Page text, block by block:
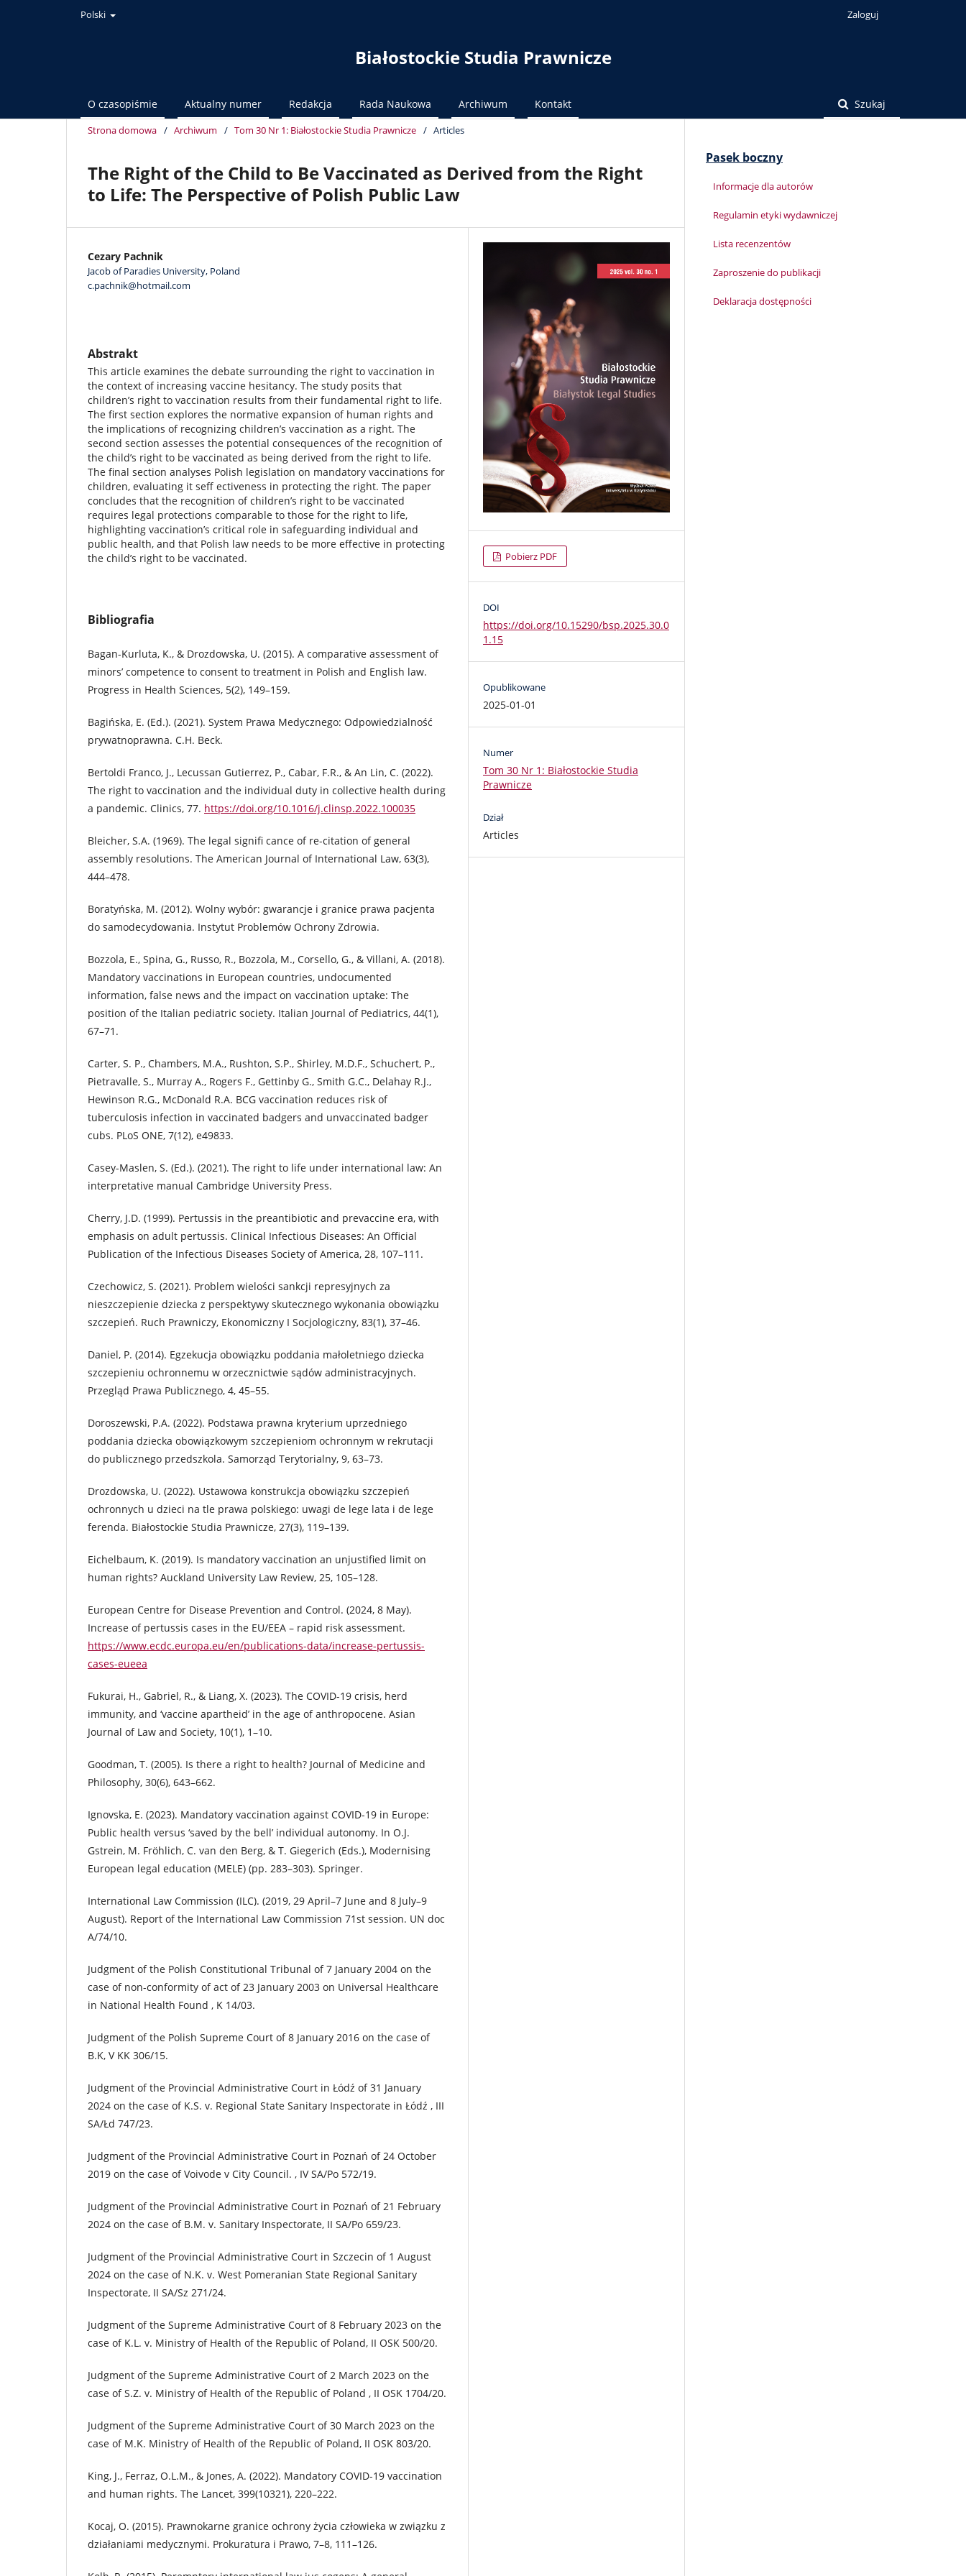
Polski Zaloguj
Białostockie Studia Prawnicze
O czasopiśmie Aktualny numer Redakcja Rada Naukowa Archiwum Kontakt Szukaj
Strona domowa / Archiwum / Tom 30 Nr 1: Białostockie Studia Prawnicze / Articles
The Right of the Child to Be Vaccinated as Derived from the Right
to Life: The Perspective of Polish Public Law
Cezary Pachnik
Jacob of Paradies University, Poland
c.pachnik@hotmail.com
Abstrakt
This article examines the debate surrounding the right to vaccination in
the context of increasing vaccine hesitancy. The study posits that
children’s right to vaccination results from their fundamental right to life.
The first section explores the normative expansion of human rights and
the implications of recognizing children’s vaccination as a right. The
second section assesses the potential consequences of the recognition of
the child’s right to be vaccinated as being derived from the right to life.
The final section analyses Polish legislation on mandatory vaccinations for
children, evaluating it seff ectiveness in protecting the right. The paper
concludes that the recognition of children’s right to be vaccinated
requires legal protections comparable to those for the right to life,
highlighting vaccination’s critical role in safeguarding individual and
public health, and that Polish law needs to be more effective in protecting
the child’s right to be vaccinated.
Bibliografia
Bagan-Kurluta, K., & Drozdowska, U. (2015). A comparative assessment of
minors’ competence to consent to treatment in Polish and English law.
Progress in Health Sciences, 5(2), 149–159.
Bagińska, E. (Ed.). (2021). System Prawa Medycznego: Odpowiedzialność
prywatnoprawna. C.H. Beck.
Bertoldi Franco, J., Lecussan Gutierrez, P., Cabar, F.R., & An Lin, C. (2022).
The right to vaccination and the individual duty in collective health during
a pandemic. Clinics, 77. https://doi.org/10.1016/j.clinsp.2022.100035
Bleicher, S.A. (1969). The legal signifi cance of re-citation of general
assembly resolutions. The American Journal of International Law, 63(3),
444–478.
Boratyńska, M. (2012). Wolny wybór: gwarancje i granice prawa pacjenta
do samodecydowania. Instytut Problemów Ochrony Zdrowia.
Bozzola, E., Spina, G., Russo, R., Bozzola, M., Corsello, G., & Villani, A. (2018).
Mandatory vaccinations in European countries, undocumented
information, false news and the impact on vaccination uptake: The
position of the Italian pediatric society. Italian Journal of Pediatrics, 44(1),
67–71.
Carter, S. P., Chambers, M.A., Rushton, S.P., Shirley, M.D.F., Schuchert, P.,
Pietravalle, S., Murray A., Rogers F., Gettinby G., Smith G.C., Delahay R.J.,
Hewinson R.G., McDonald R.A. BCG vaccination reduces risk of
tuberculosis infection in vaccinated badgers and unvaccinated badger
cubs. PLoS ONE, 7(12), e49833.
Casey-Maslen, S. (Ed.). (2021). The right to life under international law: An
interpretative manual Cambridge University Press.
Cherry, J.D. (1999). Pertussis in the preantibiotic and prevaccine era, with
emphasis on adult pertussis. Clinical Infectious Diseases: An Official
Publication of the Infectious Diseases Society of America, 28, 107–111.
Czechowicz, S. (2021). Problem wielości sankcji represyjnych za
nieszczepienie dziecka z perspektywy skutecznego wykonania obowiązku
szczepień. Ruch Prawniczy, Ekonomiczny I Socjologiczny, 83(1), 37–46.
Daniel, P. (2014). Egzekucja obowiązku poddania małoletniego dziecka
szczepieniu ochronnemu w orzecznictwie sądów administracyjnych.
Przegląd Prawa Publicznego, 4, 45–55.
Doroszewski, P.A. (2022). Podstawa prawna kryterium uprzedniego
poddania dziecka obowiązkowym szczepieniom ochronnym w rekrutacji
do publicznego przedszkola. Samorząd Terytorialny, 9, 63–73.
Drozdowska, U. (2022). Ustawowa konstrukcja obowiązku szczepień
ochronnych u dzieci na tle prawa polskiego: uwagi de lege lata i de lege
ferenda. Białostockie Studia Prawnicze, 27(3), 119–139.
Eichelbaum, K. (2019). Is mandatory vaccination an unjustified limit on
human rights? Auckland University Law Review, 25, 105–128.
European Centre for Disease Prevention and Control. (2024, 8 May).
Increase of pertussis cases in the EU/EEA – rapid risk assessment.
https://www.ecdc.europa.eu/en/publications-data/increase-pertussis-
cases-eueea
Fukurai, H., Gabriel, R., & Liang, X. (2023). The COVID-19 crisis, herd
immunity, and ‘vaccine apartheid’ in the age of anthropocene. Asian
Journal of Law and Society, 10(1), 1–10.
Goodman, T. (2005). Is there a right to health? Journal of Medicine and
Philosophy, 30(6), 643–662.
Ignovska, E. (2023). Mandatory vaccination against COVID-19 in Europe:
Public health versus ‘saved by the bell’ individual autonomy. In O.J.
Gstrein, M. Fröhlich, C. van den Berg, & T. Giegerich (Eds.), Modernising
European legal education (MELE) (pp. 283–303). Springer.
International Law Commission (ILC). (2019, 29 April–7 June and 8 July–9
August). Report of the International Law Commission 71st session. UN doc
A/74/10.
Judgment of the Polish Constitutional Tribunal of 7 January 2004 on the
case of non-conformity of act of 23 January 2003 on Universal Healthcare
in National Health Found , K 14/03.
Judgment of the Polish Supreme Court of 8 January 2016 on the case of
B.K, V KK 306/15.
Judgment of the Provincial Administrative Court in Łódź of 31 January
2024 on the case of K.S. v. Regional State Sanitary Inspectorate in Łódź , III
SA/Łd 747/23.
Judgment of the Provincial Administrative Court in Poznań of 24 October
2019 on the case of Voivode v City Council. , IV SA/Po 572/19.
Judgment of the Provincial Administrative Court in Poznań of 21 February
2024 on the case of B.M. v. Sanitary Inspectorate, II SA/Po 659/23.
Judgment of the Provincial Administrative Court in Szczecin of 1 August
2024 on the case of N.K. v. West Pomeranian State Regional Sanitary
Inspectorate, II SA/Sz 271/24.
Judgment of the Supreme Administrative Court of 8 February 2023 on the
case of K.L. v. Ministry of Health of the Republic of Poland, II OSK 500/20.
Judgment of the Supreme Administrative Court of 2 March 2023 on the
case of S.Z. v. Ministry of Health of the Republic of Poland , II OSK 1704/20.
Judgment of the Supreme Administrative Court of 30 March 2023 on the
case of M.K. Ministry of Health of the Republic of Poland, II OSK 803/20.
King, J., Ferraz, O.L.M., & Jones, A. (2022). Mandatory COVID-19 vaccination
and human rights. The Lancet, 399(10321), 220–222.
Kocaj, O. (2015). Prawnokarne granice ochrony życia człowieka w związku z
działaniami medycznymi. Prokuratura i Prawo, 7–8, 111–126.
Pobierz PDF
DOI
https://doi.org/10.15290/bsp.2025.30.0
1.15
Opublikowane
2025-01-01
Numer
Tom 30 Nr 1: Białostockie Studia
Prawnicze
Dział
Articles
Pasek boczny
Informacje dla autorów
Regulamin etyki wydawniczej
Lista recenzentów
Zaproszenie do publikacji
Deklaracja dostępności